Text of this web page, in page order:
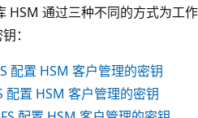
HSM 通过三种不同的方式为工作
：
配置 HSM 客户管理的密钥
配置 HSM 客户管理的密钥